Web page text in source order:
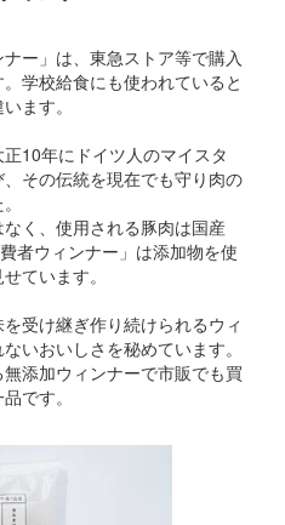
ー」は、東急ストア等で購入
学校給食にも使われていると
ます。
10年にドイツ人のマイスタ
その伝統を現在でも守り肉の
く、使用される豚肉は国産
者ウィンナー」は添加物を使
ています。
受け継ぎ作り続けられるウィ
いおいしさを秘めています。
添加ウィンナーで市販でも買
です。